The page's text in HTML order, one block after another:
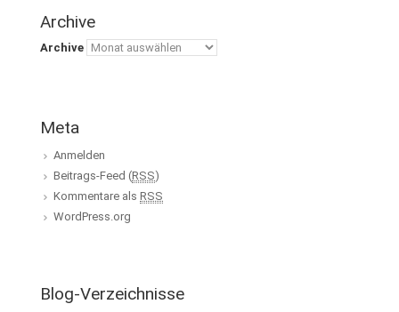
Archive
Archive
Meta
Anmelden
Beitrags-Feed (RSS)
Kommentare als RSS
WordPress.org
Blog-Verzeichnisse